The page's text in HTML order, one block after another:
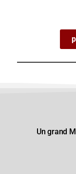
Un grand